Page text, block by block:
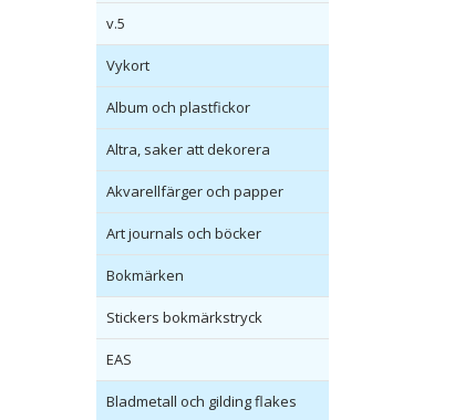
v.5
Vykort
Album och plastfickor
Altra, saker att dekorera
Akvarellfärger och papper
Art journals och böcker
Bokmärken
Stickers bokmärkstryck
EAS
Bladmetall och gilding flakes